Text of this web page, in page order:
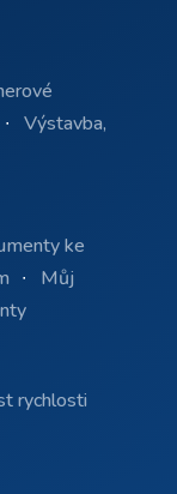
Výstavba,
ke
Můj
rychlosti